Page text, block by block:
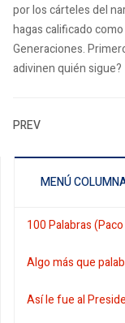
por los cárteles del
hagas calificado
Generaciones.
adivinen quién sigue?
PREV
MENÚ
100 Palabras
Algo más que
Así le fue al